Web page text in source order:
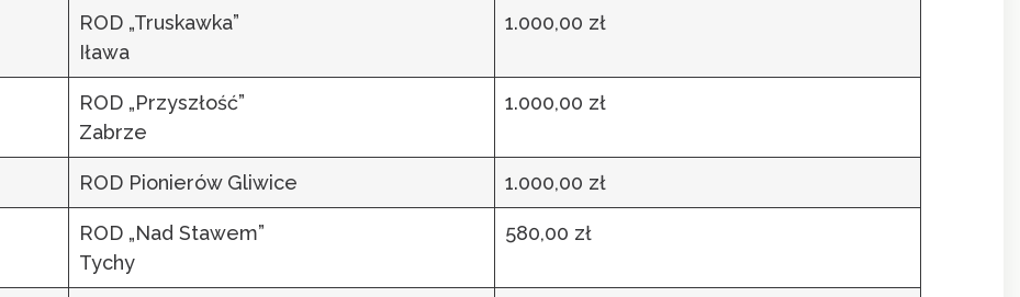
ROD „Truskawka”
Iława
1.000,00 zł
ROD „Przyszłość”
Zabrze
1.000,00 zł
ROD Pionierów Gliwice 1.000,00 zł
ROD „Nad Stawem”
Tychy
580,00 zł